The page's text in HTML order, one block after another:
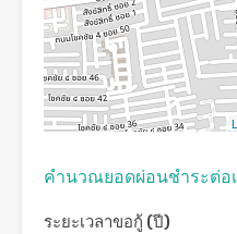
คํานวณยอดผ่อนชําระต่อ
ระยะเวลาขอกู้ (ปี)